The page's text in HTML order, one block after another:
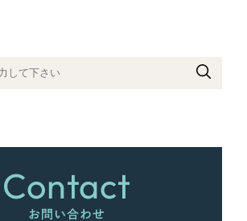
Contact
お問い合わせ